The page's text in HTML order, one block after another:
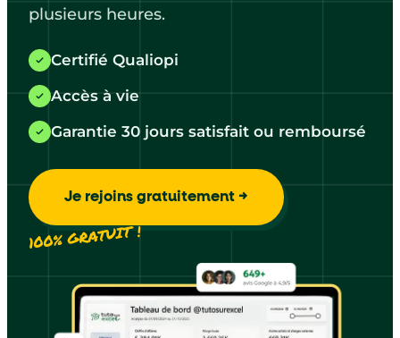
plusieurs heures.
Certifié Qualiopi
Accès à vie
Garantie 30 jours satisfait ou remboursé
Je rejoins gratuitement →
100% GRATUIT !